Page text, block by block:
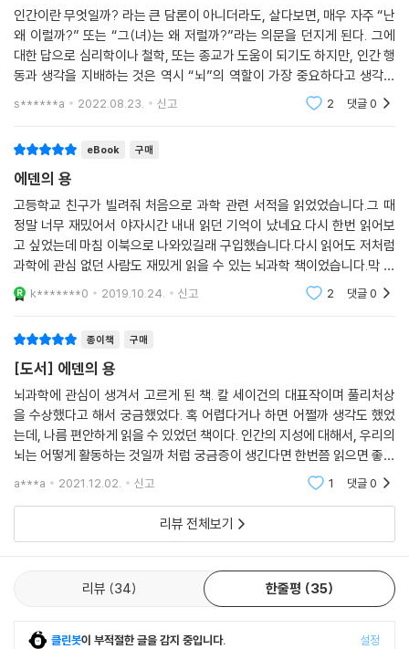
인간이란 무엇일까? 라는 큰 담론이 아니더라도, 살다보면, 매우 자주 “난
왜 이럴까?” 또는 “그(녀)는 왜 저럴까?”라는 의문을 던지게 된다. 그에
대한 답으로 심리학이나 철학, 또는 종교가 도움이 되기도 하지만, 인간 행
동과 생각을 지배하는 것은 역시 “뇌”의 역할이 가장 중요하다고 생각한
s******a 2022.08.23. 신고 2 댓글0
eBook 구매
에덴의 용
고등학교 친구가 빌려줘 처음으로 과학 관련 서적을 읽었었습니다.그 때
정말 너무 재밌어서 야자시간 내내 읽던 기억이 났네요.다시 한번 읽어보
고 싶었는데 마침 이북으로 나와있길래 구입했습니다.다시 읽어도 저처럼
과학에 관심 없던 사람도 재밌게 읽을 수 있는 뇌과학 책이었습니다.막 지
식이 쌓이고 똑똑해지는 것 같은 느낌이 들어서 좋았어요.ㅋㅋ뇌과학이랑
우주 관련해서 정
k*******0 2019.10.24. 신고 2 댓글0
종이책 구매
[도서] 에덴의 용
뇌과학에 관심이 생겨서 고르게 된 책. 칼 세이건의 대표작이며 풀리처상
을 수상했다고 해서 궁금했었다. 혹 어렵다거나 하면 어쩔까 생각도 했었
는데, 나름 편안하게 읽을 수 있었던 책이다. 인간의 지성에 대해서, 우리의
뇌는 어떻게 활동하는 것일까 처럼 궁금증이 생긴다면 한번쯤 읽으면 좋을
것 같다. 그리고 가장 와닿는 추천사라면, 뉴욕 타임스가 말한 '대폭발에서
a***a 2021.12.02. 신고 1 댓글0
리뷰 전체보기
리뷰 34 한줄평 35
클린봇이 부적절한 글을 감지 중입니다. 설정